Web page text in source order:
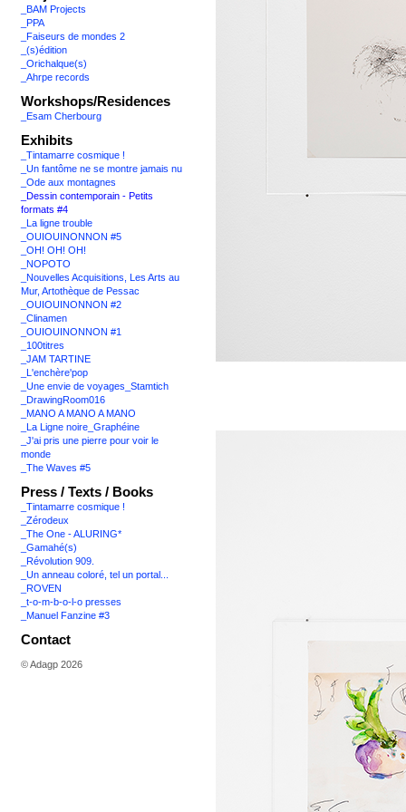
_BAM Projects
_PPA
_Faiseurs de mondes 2
_(s)édition
_Orichalque(s)
_Ahrpe records
Workshops/Residences
_Esam Cherbourg
Exhibits
_Tintamarre cosmique !
_Un fantôme ne se montre jamais nu
_Ode aux montagnes
_Dessin contemporain - Petits
formats #4
_La ligne trouble
_OUIOUINONNON #5
_OH! OH! OH!
_NOPOTO
_Nouvelles Acquisitions, Les Arts au
Mur, Artothèque de Pessac
_OUIOUINONNON #2
_Clinamen
_OUIOUINONNON #1
_100titres
_JAM TARTINE
_L'enchère'pop
_Une envie de voyages_Stamtich
_DrawingRoom016
_MANO A MANO A MANO
_La Ligne noire_Graphéine
_J'ai pris une pierre pour voir le
monde
_The Waves #5
Press / Texts / Books
_Tintamarre cosmique !
_Zérodeux
_The One - ALURING*
_Gamahé(s)
_Révolution 909.
_Un anneau coloré, tel un portal...
_ROVEN
_t-o-m-b-o-l-o presses
_Manuel Fanzine #3
Contact
© Adagp 2026